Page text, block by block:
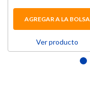
AGREGAR A LA BOLSA
Ver producto